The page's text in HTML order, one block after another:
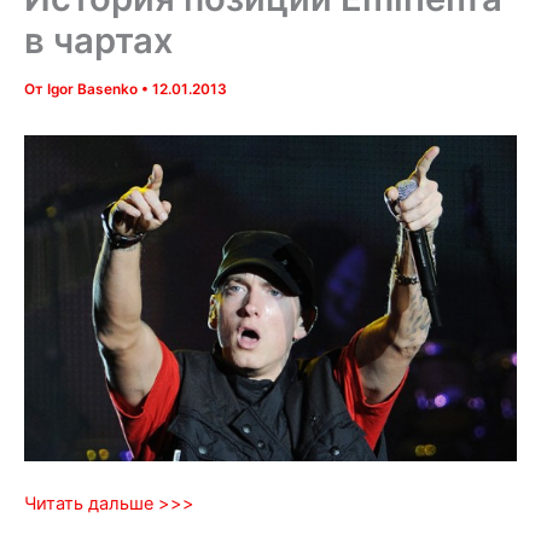
в чартах
От Igor Basenko • 12.01.2013
Читать дальше >>>